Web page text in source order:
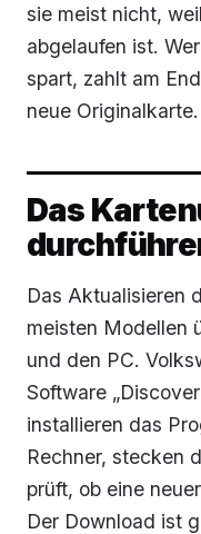
sie meist nicht,
abgelaufen ist.
spart, zahlt am
neue Originalkarte.
Das
Das Aktualisieren
meisten Modellen
und den PC.
Software
installieren das
Rechner, stecken
prüft, ob eine
Der Download ist